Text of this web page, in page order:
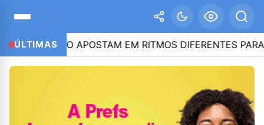
ÚLTIMASAPOSTAM EM RITMOS DIFERENTES PARA